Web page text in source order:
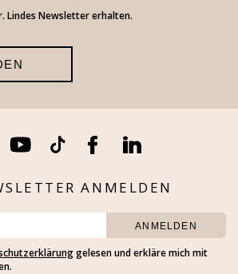
Lindes Newsletter erhalten.
ANMELDEN
gelesen und erkläre mich mit